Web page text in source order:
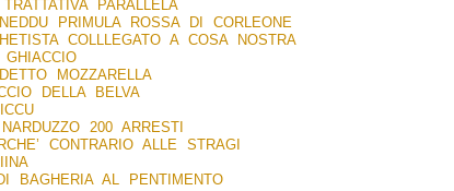
PARALLELA
PRIMULA ROSSA DI CORLEONE
COLLLEGATO A COSA NOSTRA
MOZZARELLA
DELLA BELVA
200 ARRESTI
CONTRARIO ALLE STRAGI
BAGHERIA AL PENTIMENTO